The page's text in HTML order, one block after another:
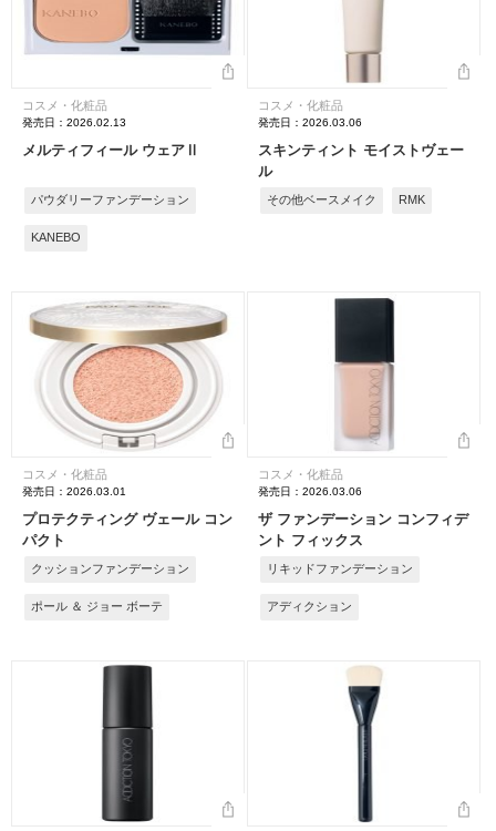
コスメ・化粧品
発売日：2026.02.13
メルティフィール ウェアⅡ
パウダリーファンデーション
KANEBO
コスメ・化粧品
発売日：2026.03.06
スキンティント モイストヴェー
ル
その他ベースメイク RMK
コスメ・化粧品
発売日：2026.03.01
プロテクティング ヴェール コン
パクト
クッションファンデーション
ポール ＆ ジョー ボーテ
コスメ・化粧品
発売日：2026.03.06
ザ ファンデーション コンフィデ
ント フィックス
リキッドファンデーション
アディクション